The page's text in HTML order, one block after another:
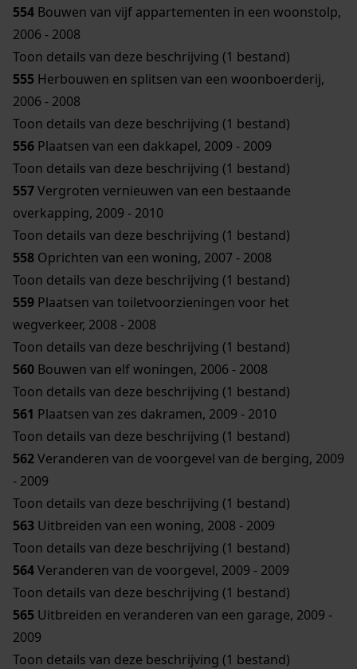
554 Bouwen van vijf appartementen in een woonstolp,
2006 - 2008
Toon details van deze beschrijving (1 bestand)
555 Herbouwen en splitsen van een woonboerderij,
2006 - 2008
Toon details van deze beschrijving (1 bestand)
556 Plaatsen van een dakkapel, 2009 - 2009
Toon details van deze beschrijving (1 bestand)
557Vergroten vernieuwen van een bestaande
overkapping, 2009 - 2010
Toon details van deze beschrijving (1 bestand)
558 Oprichten van een woning, 2007 - 2008
Toon details van deze beschrijving (1 bestand)
559 Plaatsen van toiletvoorzieningen voor het
wegverkeer, 2008 - 2008
Toon details van deze beschrijving (1 bestand)
560 Bouwen van elf woningen, 2006 - 2008
Toon details van deze beschrijving (1 bestand)
561 Plaatsen van zes dakramen, 2009 - 2010
Toon details van deze beschrijving (1 bestand)
562Veranderen van de voorgevel van de berging, 2009
- 2009
Toon details van deze beschrijving (1 bestand)
563 Uitbreiden van een woning, 2008 - 2009
Toon details van deze beschrijving (1 bestand)
564Veranderen van de voorgevel, 2009 - 2009
Toon details van deze beschrijving (1 bestand)
565 Uitbreiden en veranderen van een garage, 2009 -
2009
Toon details van deze beschrijving (1 bestand)